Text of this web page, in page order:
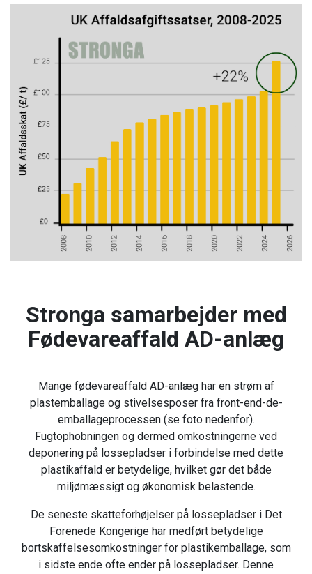
Stronga samarbejder med
Fødevareaffald AD-anlæg
Mange fødevareaffald AD-anlæg har en strøm af
plastemballage og stivelsesposer fra front-end-de-
emballageprocessen (se foto nedenfor).
Fugtophobningen og dermed omkostningerne ved
deponering på lossepladser i forbindelse med dette
plastikaffald er betydelige, hvilket gør det både
miljømæssigt og økonomisk belastende.
De seneste skatteforhøjelser på lossepladser i Det
Forenede Kongerige har medført betydelige
bortskaffelsesomkostninger for plastikemballage, som
i sidste ende ofte ender på lossepladser. Denne